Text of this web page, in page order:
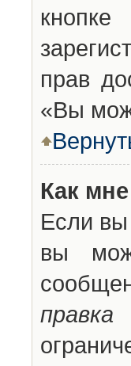
прав
«Вы
Как
Если
вы
правка